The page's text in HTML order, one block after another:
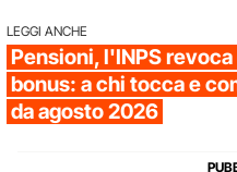
LEGGI ANCHE
Pensioni, l'INPS
bonus: a chi tocca e
da agosto 2026